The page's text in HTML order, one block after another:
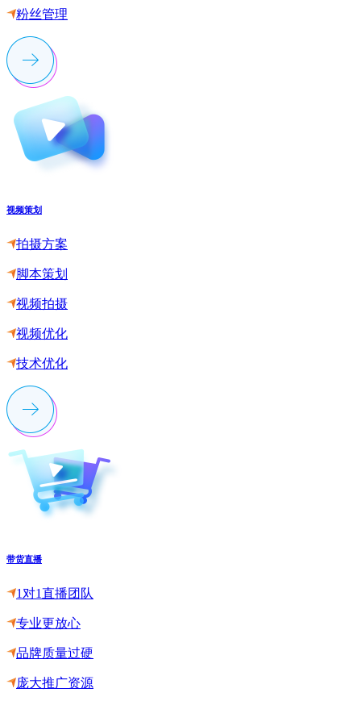
粉丝管理
视频策划
拍摄方案
脚本策划
视频拍摄
视频优化
技术优化
带货直播
1对1直播团队
专业更放心
品牌质量过硬
庞大推广资源